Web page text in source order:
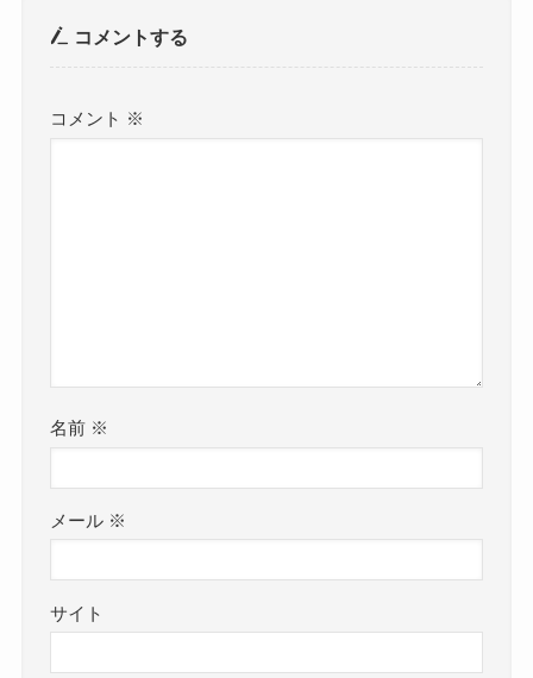
コメントする
コメント ※
名前 ※
メール ※
サイト